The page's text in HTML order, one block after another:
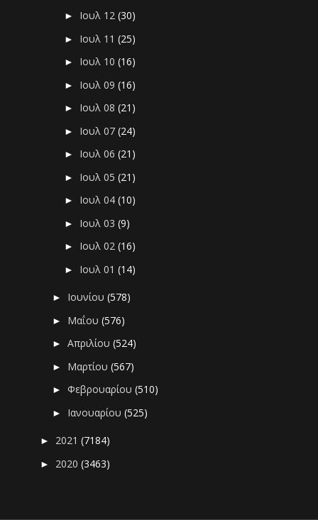
► Ιουλ 12(30)
► Ιουλ 11(25)
► Ιουλ 10(16)
► Ιουλ 09(16)
► Ιουλ 08(21)
► Ιουλ 07(24)
► Ιουλ 06(21)
► Ιουλ 05(21)
► Ιουλ 04(10)
► Ιουλ 03(9)
► Ιουλ 02(16)
► Ιουλ 01(14)
► Ιουνίου(578)
► Μαΐου(576)
►Απριλίου(524)
► Μαρτίου(567)
►Φεβρουαρίου(510)
► Ιανουαρίου(525)
► 2021(7184)
► 2020(3463)